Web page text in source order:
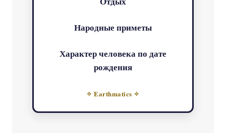
Народные приметы
Характер человека по дате
рождения
✧ Earthmatics ✧